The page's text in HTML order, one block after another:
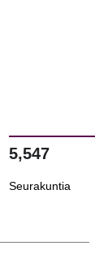
5,547
Seurakuntia